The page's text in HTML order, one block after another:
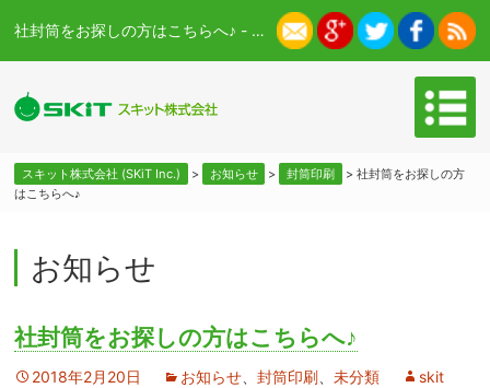
社封筒をお探しの方はこちらへ♪ - スキット株式会社 (SKiT Inc.)
スキット株式会社 (SKiT Inc.) > お知らせ > 封筒印刷 > 社封筒をお探しの方
はこちらへ♪
お知らせ
社封筒をお探しの方はこちらへ♪
2018年2月20日 お知らせ 、封筒印刷 、未分類 skit